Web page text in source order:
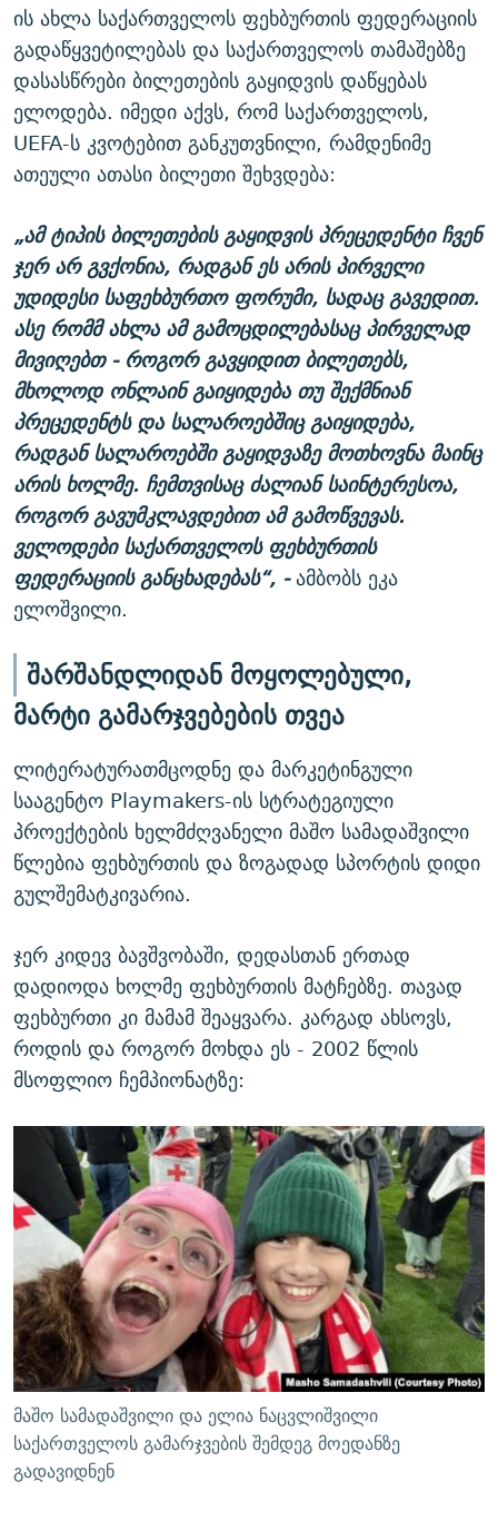
ის ახლა საქართველოს ფეხბურთის ფედერაციის
გადაწყვეტილებას და საქართველოს თამაშებზე
დასასწრები ბილეთების გაყიდვის დაწყებას
ელოდება. იმედი აქვს, რომ საქართველოს,
UEFA-ს კვოტებით განკუთვნილი, რამდენიმე
ათეული ათასი ბილეთი შეხვდება:
„ამ ტიპის ბილეთების გაყიდვის პრეცედენტი ჩვენ
ჯერ არ გვქონია, რადგან ეს არის პირველი
უდიდესი საფეხბურთო ფორუმი, სადაც გავედით.
ასე რომმ ახლა ამ გამოცდილებასაც პირველად
მივიღებთ - როგორ გავყიდით ბილეთებს,
მხოლოდ ონლაინ გაიყიდება თუ შექმნიან
პრეცედენტს და სალაროებშიც გაიყიდება,
რადგან სალაროებში გაყიდვაზე მოთხოვნა მაინც
არის ხოლმე. ჩემთვისაც ძალიან საინტერესოა,
როგორ გავუმკლავდებით ამ გამოწვევას.
ველოდები საქართველოს ფეხბურთის
ფედერაციის განცხადებას“, -ამბობს ეკა
ელოშვილი.
შარშანდლიდან მოყოლებული,
მარტი გამარჯვებების თვეა
ლიტერატურათმცოდნე და მარკეტინგული
სააგენტო Playmakers-ის სტრატეგიული
პროექტების ხელმძღვანელი მაშო სამადაშვილი
წლებია ფეხბურთის და ზოგადად სპორტის დიდი
გულშემატკივარია.
ჯერ კიდევ ბავშვობაში, დედასთან ერთად
დადიოდა ხოლმე ფეხბურთის მატჩებზე. თავად
ფეხბურთი კი მამამ შეაყვარა. კარგად ახსოვს,
როდის და როგორ მოხდა ეს - 2002 წლის
მსოფლიო ჩემპიონატზე:
მაშო სამადაშვილი და ელია ნაცვლიშვილი
საქართველოს გამარჯვების შემდეგ მოედანზე
გადავიდნენ